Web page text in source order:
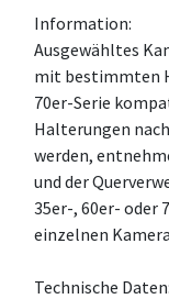
Information:
Ausgewähltes
mit bestimmten
70er-Serie
Halterungen
werden,
und der
35er-, 60er- oder
einzelnen
Technische Daten: